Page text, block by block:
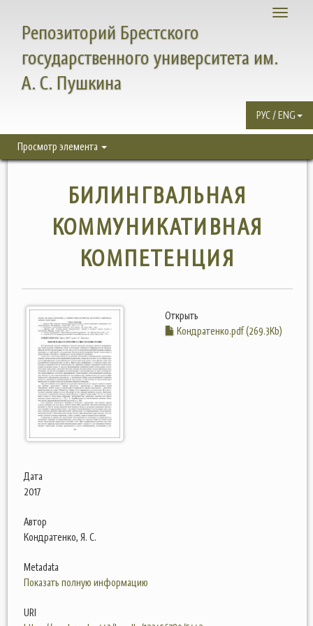
Toggle
Репозиторий Брестского
государственного университета им.
А. С. Пушкина
РУС / ENG
Просмотр элемента
БИЛИНГВАЛЬНАЯ
КОММУНИКАТИВНАЯ
КОМПЕТЕНЦИЯ
Открыть
Кондратенко.pdf (269.3Kb)
Дата
2017
Автор
Кондратенко, Я. С.
Metadata
Показать полную информацию
URI